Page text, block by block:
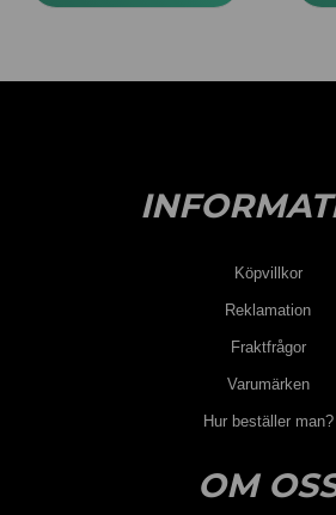
Köpvillkor
Reklamation
Fraktfrågor
Varumärken
Hur beställer man?
OM